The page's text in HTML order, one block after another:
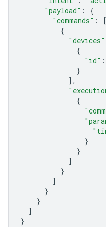
"payload" :
{
"commands" :
[
{
"devices"
{
"id" :
}
],
{
}
}
]
}
]
}
}
]
}